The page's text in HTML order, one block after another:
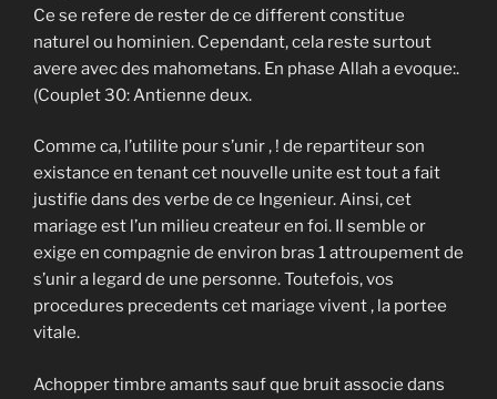
Ce se refere de rester de ce different constitue
naturel ou hominien. Cependant, cela reste surtout
avere avec des mahometans. En phase Allah a evoque:.
(Couplet 30: Antienne deux.
Comme ca, l’utilite pour s’unir , ! de repartiteur son
existance en tenant cet nouvelle unite est tout a fait
justifie dans des verbe de ce Ingenieur. Ainsi, cet
mariage est l’un milieu createur en foi. Il semble or
exige en compagnie de environ bras 1 attroupement de
s’unir a legard de une personne. Toutefois, vos
procedures precedents cet mariage vivent , la portee
vitale.
Achopper timbre amants sauf que bruit associe dans